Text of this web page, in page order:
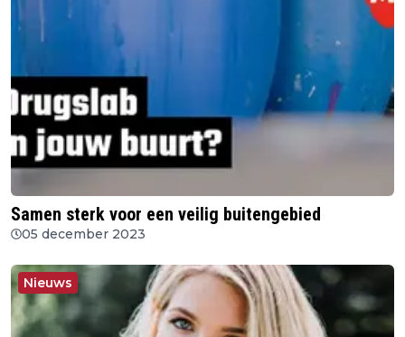
Samen sterk voor een veilig buitengebied
05 december 2023
Nieuws